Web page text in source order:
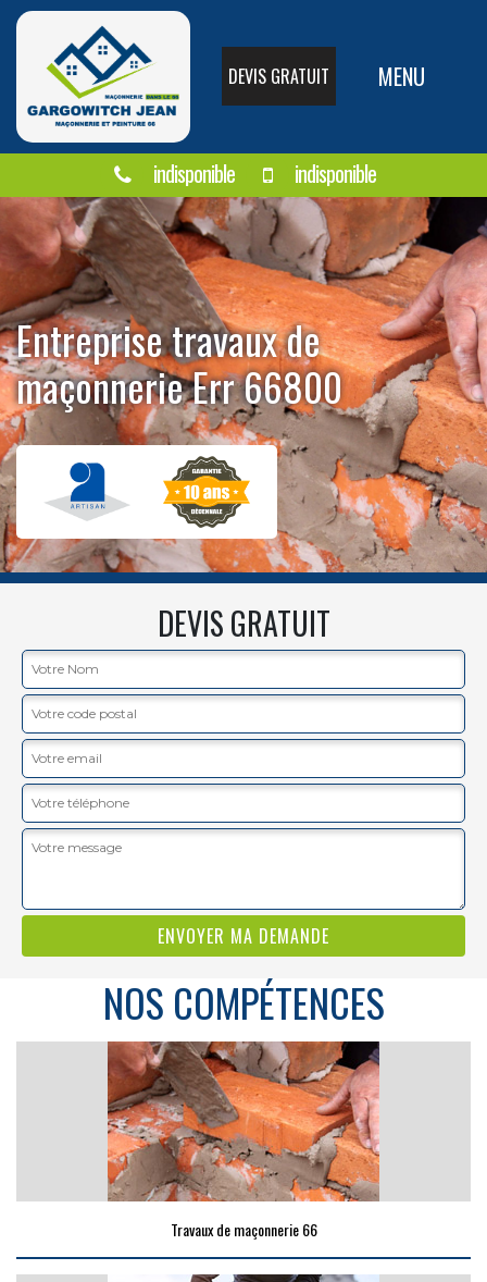
DEVIS GRATUIT MENU
indisponible indisponible
Entreprise travaux de
maçonnerie Err 66800
DEVIS GRATUIT
NOS COMPÉTENCES
Travaux de maçonnerie 66